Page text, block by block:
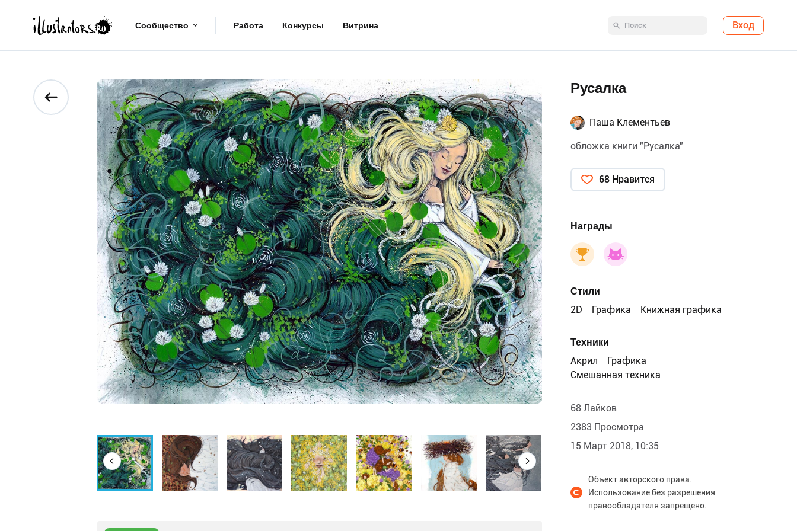
Сообщество Работа Конкурсы Витрина Вход
Русалка
Паша Клементьев
обложка книги "Русалка"
68 Нравится
Награды
Стили
2D
Графика Книжная графика
Техники
Акрил
Графика
Смешанная техника
68 Лайков
2383 Просмотра
15 Март 2018, 10:35
Объект авторского права.
Использование без разрешения
правообладателя запрещено.